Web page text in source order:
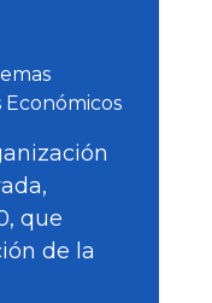
Económicos
que
de la